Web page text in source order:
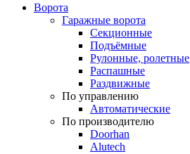
Ворота
Гаражные ворота
Секционные
Подъёмные
Рулонные, ролетные
Распашные
Раздвижные
По управлению
Автоматические
По производителю
Doorhan
Alutech